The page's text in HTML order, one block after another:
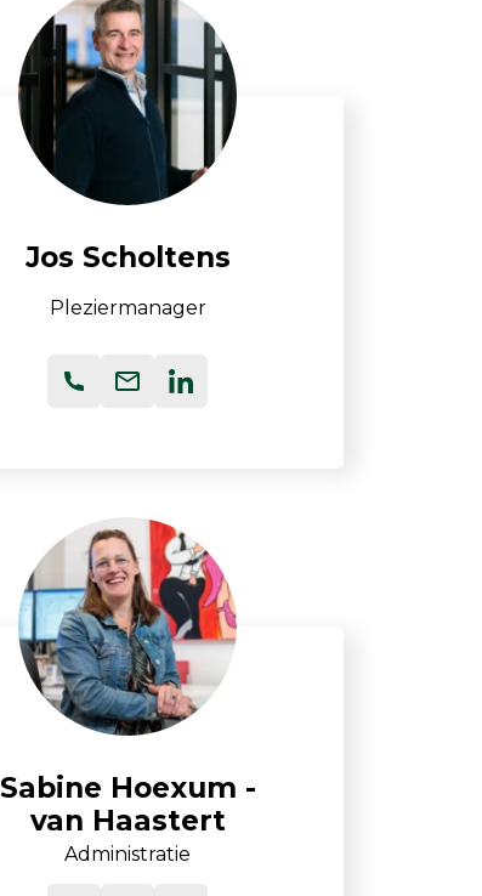
Jos Scholtens
Pleziermanager
Sabine Hoexum -
van Haastert
Administratie